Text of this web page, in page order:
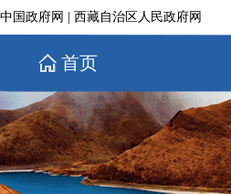
中国政府网 西藏自治区人民政府网
首页